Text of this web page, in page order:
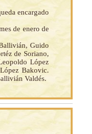
encargado
de enero de
Guido
de Soriano,
López
Bakovic.
Valdés.